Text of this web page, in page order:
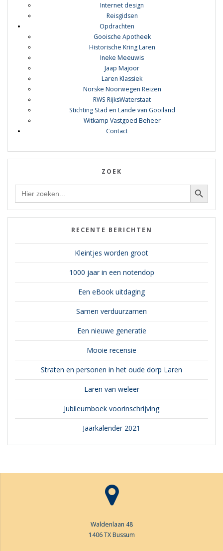
Internet design
Reisgidsen
Opdrachten
Gooische Apotheek
Historische Kring Laren
Ineke Meeuwis
Jaap Majoor
Laren Klassiek
Norske Noorwegen Reizen
RWS RijksWaterstaat
Stichting Stad en Lande van Gooiland
Witkamp Vastgoed Beheer
Contact
ZOEK
Zoek Zoekknop
RECENTE BERICHTEN
Kleintjes worden groot
1000 jaar in een notendop
Een eBook uitdaging
Samen verduurzamen
Een nieuwe generatie
Mooie recensie
Straten en personen in het oude dorp Laren
Laren van weleer
Jubileumboek voorinschrijving
Jaarkalender 2021
Waldenlaan 48
1406 TX Bussum